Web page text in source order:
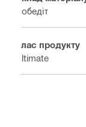
Победіт
Клас продукту
Ultimate